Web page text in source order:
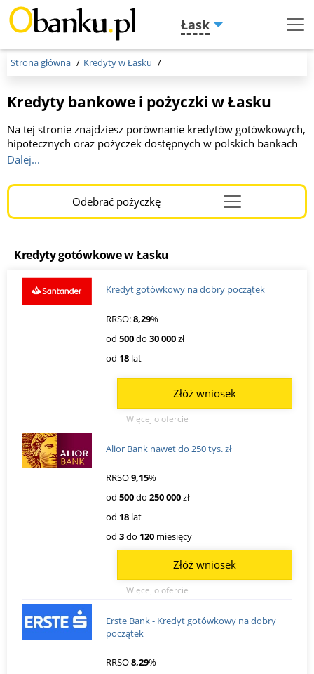
Łask
Menu
Strona główna Kredyty w Łasku
Kredyty bankowe i pożyczki w Łasku
Na tej stronie znajdziesz porównanie kredytów gotówkowych,
hipotecznych oraz pożyczek dostępnych w polskich bankach
w Łasku w 2026 roku. Prezentujemy aktualne oferty banków i
firm pożyczkowych. Pomagamy wybrać najlepszą opcję
finansowania dopasowaną do Twoich potrzeb. Kwota do 300
000 zł, okres kredytowania od 1 do 10 lat.
Dalej...
Odebrać pożyczkęMenu
Burger
Kredyty gotówkowe w Łasku
Kredyt gotówkowy na dobry początek
RRSO:8,29%
od 500do 30 000zł
od 18 lat
Więcej o ofercie
Złóż wniosek
Alior Bank nawet do 250 tys. zł
RRSO9,15%
od 500do 250 000zł
od 18 lat
od 3do 120 miesięcy
Więcej o ofercie
Złóż wniosek
Erste Bank - Kredyt gotówkowy na dobry
początek
RRSO8,29%